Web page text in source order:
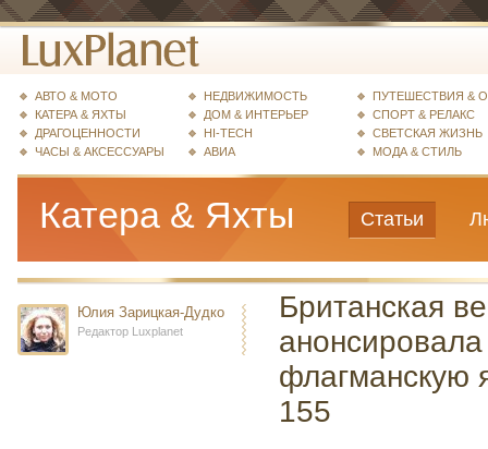
АВТО & МОТО
КАТЕРА & ЯХТЫ
ДРАГОЦЕННОСТИ
ЧАСЫ & АКСЕССУАРЫ
НЕДВИЖИМОСТЬ
ДОМ & ИНТЕРЬЕР
HI-TECH
АВИА
ПУТЕШЕСТВИЯ &
СПОРТ & РЕЛАКС
СВЕТСКАЯ ЖИЗНЬ
МОДА & СТИЛЬ
Катера & Яхты Статьи
Юлия Зарицкая-Дудко
Редактор Luxplanet
Британская
флагманскую
155